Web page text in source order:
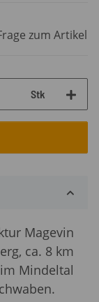
zum Artikel
Stk
Magevin
ca. 8 km
Mindeltal